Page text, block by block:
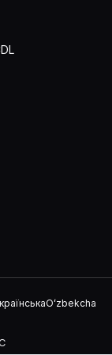
antibloqueo de
a servicio
están
panel frontal
amarillas del
la luz
posible para
el giro.
carril, debes
después
Oʻzbekcha